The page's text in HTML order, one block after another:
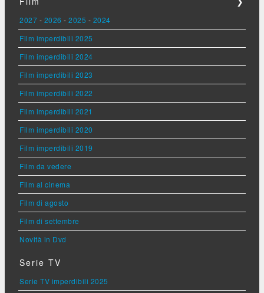
2027 - 2026 - 2025 - 2024
Film imperdibili 2025
Film imperdibili 2024
Film imperdibili 2023
Film imperdibili 2022
Film imperdibili 2021
Film imperdibili 2020
Film imperdibili 2019
Film da vedere
Film al cinema
Film di agosto
Film di settembre
Novità in Dvd
Serie TV
Serie TV imperdibili 2025